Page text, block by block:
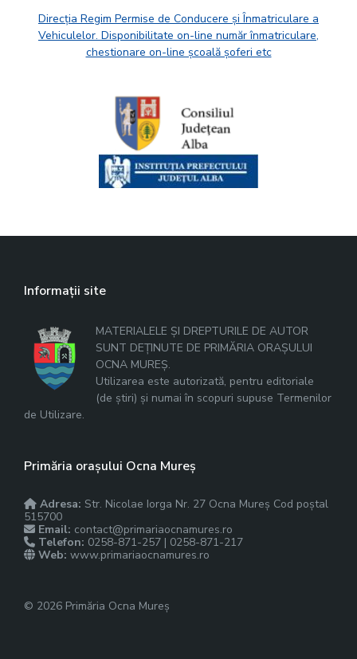
Direcția Regim Permise de Conducere și Înmatriculare a
Vehiculelor. Disponibilitate on-line număr înmatriculare,
chestionare on-line școală șoferi etc
Informații site
MATERIALELE ȘI DREPTURILE DE AUTOR
SUNT DEȚINUTE DE PRIMĂRIA ORAȘULUI
OCNA MUREȘ.
Utilizarea este autorizată, pentru editoriale
(de știri) și numai în scopuri supuse Termenilor
de Utilizare.
Primăria orașului Ocna Mureș
Adresa: Str. Nicolae Iorga Nr. 27 Ocna Mureș Cod poștal
515700
Email: contact@primariaocnamures.ro
Telefon: 0258-871-257 | 0258-871-217
Web: www.primariaocnamures.ro
© 2026 Primăria Ocna Mureș